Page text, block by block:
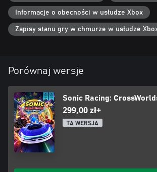
Informacje o obecności w usłudze Xbox
Zapisy stanu gry w chmurze w usłudze
Porównaj wersje
Sonic Racing:
299,00 zł+
TA WERSJA